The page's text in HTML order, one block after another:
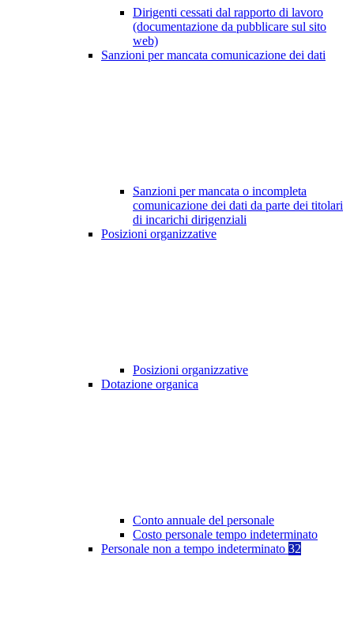
Dirigenti cessati dal rapporto di lavoro
(documentazione da pubblicare sul sito
web)
Sanzioni per mancata comunicazione dei dati
Sanzioni per mancata o incompleta
comunicazione dei dati da parte dei titolari
di incarichi dirigenziali
Posizioni organizzative
Posizioni organizzative
Dotazione organica
Conto annuale del personale
Costo personale tempo indeterminato
Personale non a tempo indeterminato 32